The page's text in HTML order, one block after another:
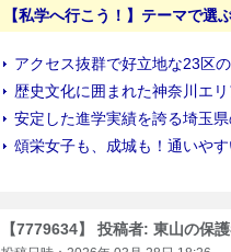
【7779634】 投稿者: 東山の保